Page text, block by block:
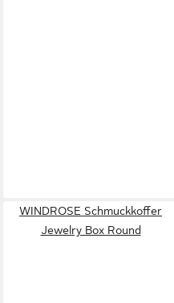
WINDROSE Schmuckkoffer
Jewelry Box Round